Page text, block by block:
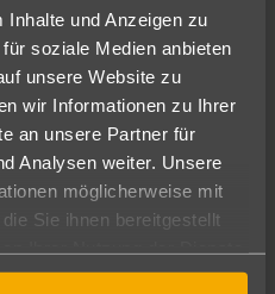
und Anzeigen zu
soziale Medien anbieten
unsere Website zu
wir Informationen zu Ihrer
an unsere Partner für
Analysen weiter. Unsere
möglicherweise mit
Sie ihnen bereitgestellt
Wünschen
Nur Hotel
7-21 Nächte